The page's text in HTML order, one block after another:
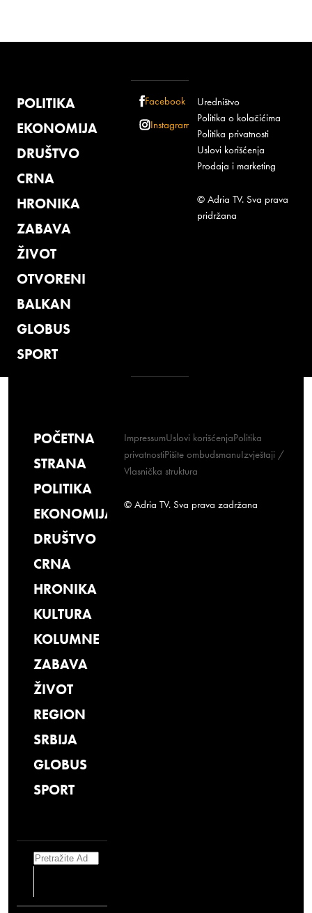
POLITIKA
EKONOMIJA
DRUŠTVO
CRNA
HRONIKA
ZABAVA
ŽIVOT
OTVORENI
BALKAN
GLOBUS
SPORT
Facebook
Instagram
Uredništvo
Politika o kolačićima
Politika privatnosti
Uslovi korišćenja
Prodaja i marketing
© Adria TV. Sva prava
pridržana
POČETNA
STRANA
POLITIKA
EKONOMIJA
DRUŠTVO
CRNA
HRONIKA
KULTURA
KOLUMNE
ZABAVA
ŽIVOT
REGION
SRBIJA
GLOBUS
SPORT
Search
ImpressumUslovi korišćenjaPolitika
privatnostiPišite ombudsmanuIzvještaji /
Vlasnička struktura
© Adria TV. Sva prava zadržana